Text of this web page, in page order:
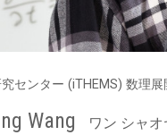
センター (iTHEMS) 数理
Wang ワン シャオ